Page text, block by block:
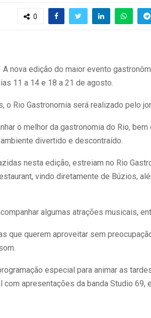
0
nova edição do maior evento
11 a 14 e 18 a 21 de agosto.
o Rio Gastronomia será realizado pelo
o melhor da gastronomia do Rio,
divertido e descontraído.
nesta edição, estreiam no Rio
vindo diretamente de Búzios,
algumas atrações musicais,
que querem aproveitar sem
especial para animar as
com apresentações da banda Studio 69,